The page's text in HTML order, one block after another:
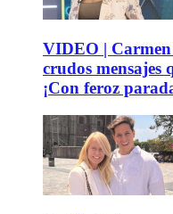
VIDEO |
crudos mensajes
¡Con feroz